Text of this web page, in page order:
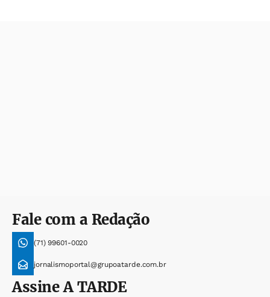
Fale com a Redação
(71) 99601-0020
jornalismoportal@grupoatarde.com.br
AssineA TARDE